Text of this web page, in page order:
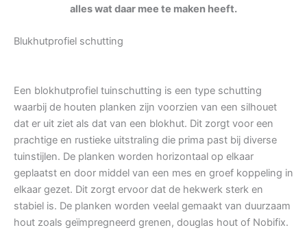
alles wat daar mee te maken heeft.
Blukhutprofiel schutting
Een blokhutprofiel tuinschutting is een type schutting
waarbij de houten planken zijn voorzien van een silhouet
dat er uit ziet als dat van een blokhut. Dit zorgt voor een
prachtige en rustieke uitstraling die prima past bij diverse
tuinstijlen. De planken worden horizontaal op elkaar
geplaatst en door middel van een mes en groef koppeling in
elkaar gezet. Dit zorgt ervoor dat de hekwerk sterk en
stabiel is. De planken worden veelal gemaakt van duurzaam
hout zoals geïmpregneerd grenen, douglas hout of Nobifix.